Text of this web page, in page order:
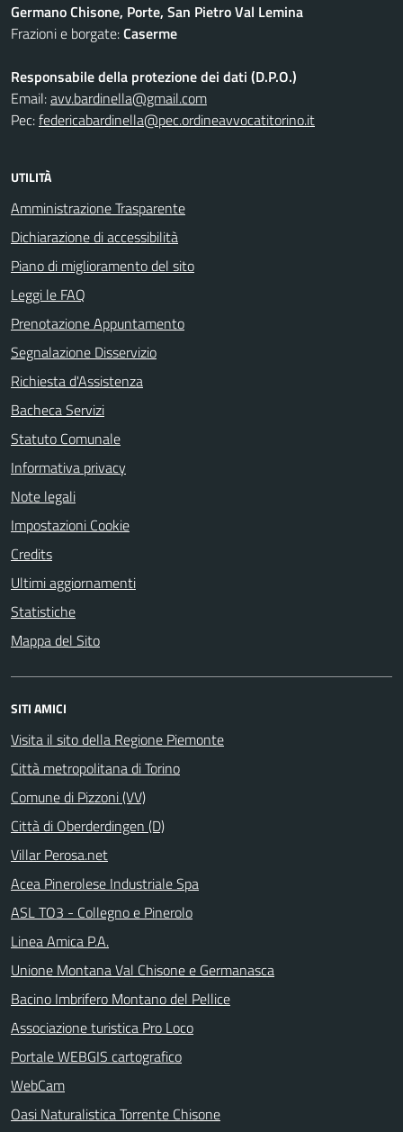
Germano Chisone, Porte, San Pietro Val Lemina
Frazioni e borgate:Caserme
Responsabile della protezione dei dati (D.P.O.)
Email:avv.bardinella@gmail.com
Pec:federicabardinella@pec.ordineavvocatitorino.it
UTILITÀ
Amministrazione Trasparente
Dichiarazione di accessibilità
Piano di miglioramento del sito
Leggi le FAQ
Prenotazione Appuntamento
Segnalazione Disservizio
Richiesta d'Assistenza
Bacheca Servizi
Statuto Comunale
Informativa privacy
Note legali
Impostazioni Cookie
Credits
Ultimi aggiornamenti
Statistiche
Mappa del Sito
SITI AMICI
Visita il sito della Regione Piemonte
Città metropolitana di Torino
Comune di Pizzoni (VV)
Città di Oberderdingen (D)
Villar Perosa.net
Acea Pinerolese Industriale Spa
ASL TO3 - Collegno e Pinerolo
Linea Amica P.A.
Unione Montana Val Chisone e Germanasca
Bacino Imbrifero Montano del Pellice
Associazione turistica Pro Loco
Portale WEBGIS cartografico
WebCam
Oasi Naturalistica Torrente Chisone